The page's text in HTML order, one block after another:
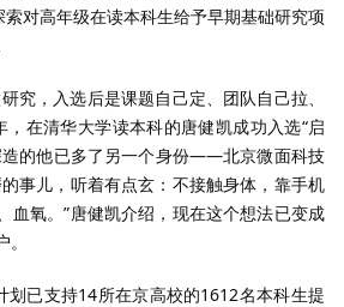
索对高年级在读本科生给予早期基础研究项
究，入选后是课题自己定、团队自己拉、
，在清华大学读本科的唐健凯成功入选“启
造的他已多了另一个身份——北京微面科技
事儿，听着有点玄：不接触身体，靠手机
血氧。”唐健凯介绍，现在这个想法已变成
划已支持14所在京高校的1612名本科生提